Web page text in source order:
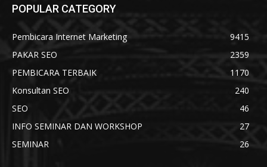
POPULAR CATEGORY
Pembicara Internet Marketing
9415
PAKAR SEO
2359
PEMBICARA TERBAIK
1170
Konsultan SEO
240
SEO
46
INFO SEMINAR DAN WORKSHOP
27
SEMINAR
26